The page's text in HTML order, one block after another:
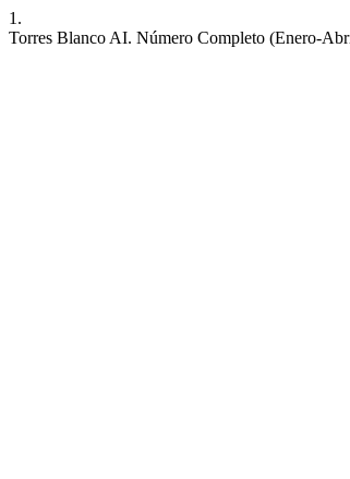
1.
Torres Blanco AI. Número Completo (Enero-